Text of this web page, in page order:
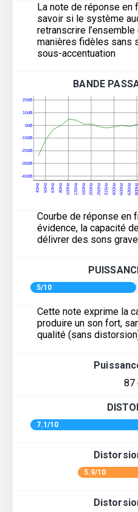
La note de réponse en
savoir si le système
retranscrire
manières fidèles sans
sous-accentuation
BANDE
Courbe de réponse en
évidence, la capacité
délivrer des sons
5/10
Cette note exprime la
produire un son fort,
qualité (sans
87
7.1/10
5.9/10